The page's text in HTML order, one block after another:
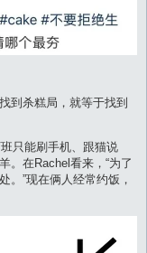
到杀糕局，就等于找到
只能刷手机、跟猫说
。在Rachel看来，“为了
。”现在俩人经常约饭，